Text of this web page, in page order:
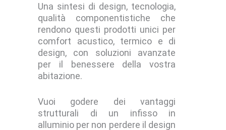
Una sintesi di design, tecnologia,
qualità componentistiche che
rendono questi prodotti unici per
comfort acustico, termico e di
design, con soluzioni avanzate
per il benessere della vostra
abitazione.
Vuoi godere dei vantaggi
strutturali di un infisso in
alluminio per non perdere il design